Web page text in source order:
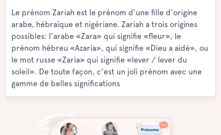
Le prénom Zariah est le prénom d'une fille d'origine
arabe, hébraïque et nigériane. Zariah a trois origines
possibles: l'arabe «Zara» qui signifie «fleur», le
prénom hébreu «Azaria», qui signifie «Dieu a aidé», ou
le mot russe «Zaria» qui signifie «lever / lever du
soleil». De toute façon, c'est un joli prénom avec une
gamme de belles significations